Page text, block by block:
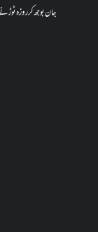
جان بوجھ کر روزہ